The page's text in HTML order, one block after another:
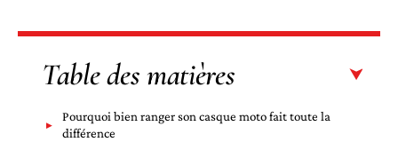
Table des matières
Pourquoi bien ranger son casque moto fait toute la
différence